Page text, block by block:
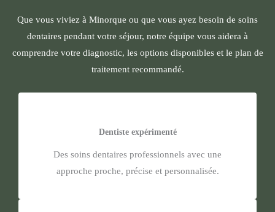
Que vous viviez à Minorque ou que vous ayez besoin de soins
dentaires pendant votre séjour, notre équipe vous aidera à
comprendre votre diagnostic, les options disponibles et le plan de
traitement recommandé.
Dentiste expérimenté
Des soins dentaires professionnels avec une
approche proche, précise et personnalisée.